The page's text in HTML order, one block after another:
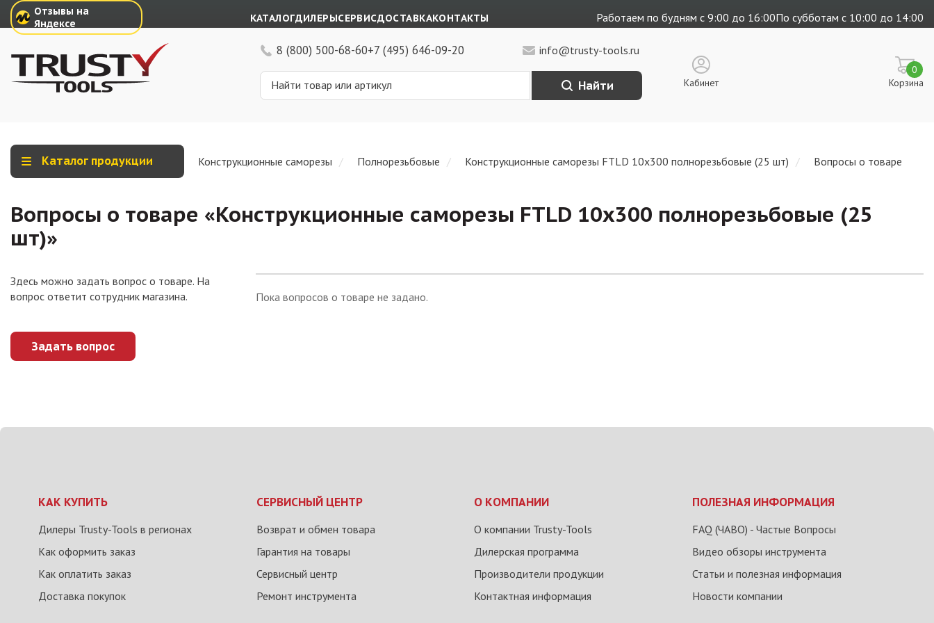
Отзывы на
Яндексе
КАТАЛОГДИЛЕРЫСЕРВИСДОСТАВКАКОНТАКТЫ Работаем по будням с 9:00 до 16:00По субботам с 10:00 до 14:00
8 (800) 500-68-60+7 (495) 646-09-20 info@trusty-tools.ru
Найти Кабинет Корзина
0
Каталог продукции Конструкционные саморезы Полнорезьбовые Конструкционные саморезы FTLD 10х300 полнорезьбовые (25 шт) Вопросы о товаре
Вопросы о товаре «Конструкционные саморезы FTLD 10х300 полнорезьбовые (25
шт)»
Здесь можно задать вопрос о товаре. На
вопрос ответит сотрудник магазина.
Задать вопрос
Пока вопросов о товаре не задано.
КАК КУПИТЬ
Дилеры Trusty-Tools в регионах
Как оформить заказ
Как оплатить заказ
Доставка покупок
СЕРВИСНЫЙ ЦЕНТР
Возврат и обмен товара
Гарантия на товары
Сервисный центр
Ремонт инструмента
О КОМПАНИИ
О компании Trusty-Tools
Дилерская программа
Производители продукции
Контактная информация
ПОЛЕЗНАЯ ИНФОРМАЦИЯ
FAQ (ЧАВО) - Частые Вопросы
Видео обзоры инструмента
Статьи и полезная информация
Новости компании